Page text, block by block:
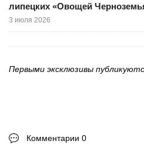
липецких «Овощей
3 июля 2026
Первыми эксклюзивы
Комментарии 0